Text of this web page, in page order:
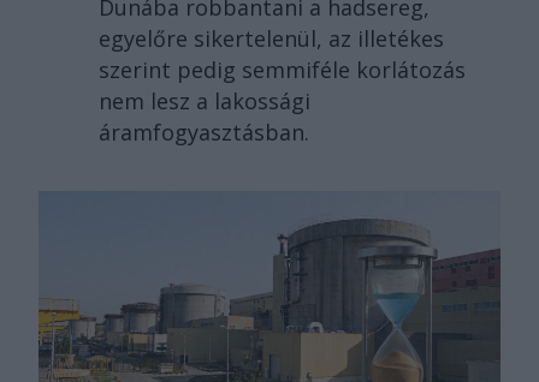
Dunába robbantani a hadsereg,
egyelőre sikertelenül, az illetékes
szerint pedig semmiféle korlátozás
nem lesz a lakossági
áramfogyasztásban.